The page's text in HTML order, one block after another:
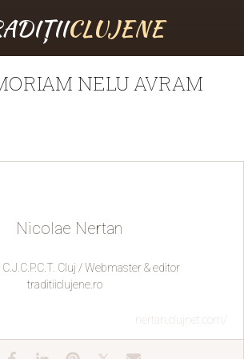
CLUJENE
NELU AVRAM
Nicolae Nertan
Cluj / Webmaster & editor
traditiiclujene.ro
nertan.clujnet.com/